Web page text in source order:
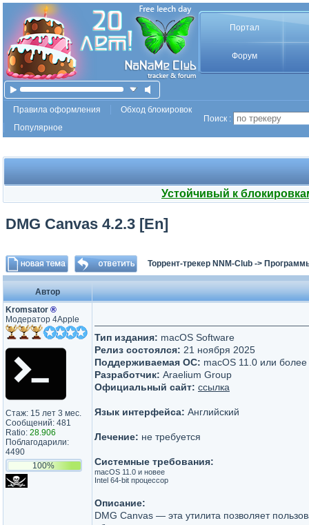
Портал
Форум
Правила оформления
Обход блокировок
Популярное
Поиск :
Устойчивый к
DMG Canvas 4.2.3 [En]
Торрент-трекер NNM-Club ->
Автор
Kromsator ®
Модератор 4Apple
Стаж: 15 лет 3 мес.
Сообщений: 481
Ratio: 28.906
Поблагодарили:
4490
100%
Тип издания: macOS Software
Релиз состоялся: 21 ноября 2025
Поддерживаемая ОС: macOS 11.0 или
Разработчик: Araelium Group
Официальный сайт: ссылка
Язык интерфейса: Английский
Лечение: не требуется
Системные требования:
macOS 11.0 и новее
Intel 64-bit процессор
Описание:
DMG Canvas — эта утилита позволяет